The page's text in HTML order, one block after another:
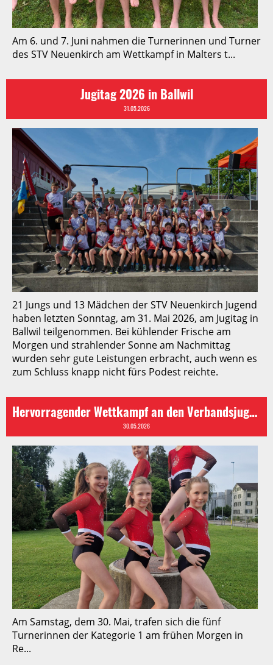
Am 6. und 7. Juni nahmen die Turnerinnen und Turner
des STV Neuenkirch am Wettkampf in Malters t...
Jugitag 2026 in Ballwil
31.05.2026
21 Jungs und 13 Mädchen der STV Neuenkirch Jugend
haben letzten Sonntag, am 31. Mai 2026, am Jugitag in
Ballwil teilgenommen. Bei kühlender Frische am
Morgen und strahlender Sonne am Nachmittag
wurden sehr gute Leistungen erbracht, auch wenn es
zum Schluss knapp nicht fürs Podest reichte.
Hervorragender Wettkampf an den Verbandsjugendmeisterschaften in Reiden
30.05.2026
Am Samstag, dem 30. Mai, trafen sich die fünf
Turnerinnen der Kategorie 1 am frühen Morgen in
Re...